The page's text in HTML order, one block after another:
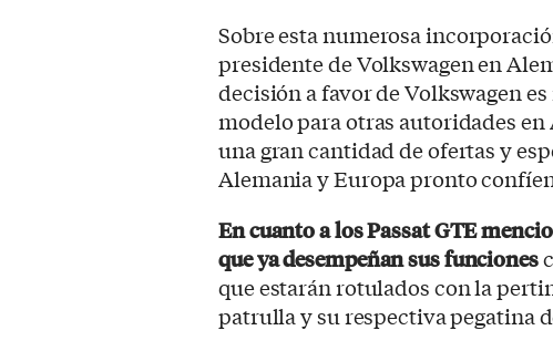
Sobre esta numerosa
presidente de Volkswagen en
decisión a favor de Volkswagen
modelo para otras autoridades
una gran cantidad de ofertas y
Alemania y Europa pronto
En cuanto a los Passat GTE
que ya desempeñan sus funciones
que estarán rotulados con la
patrulla y su respectiva pegatina